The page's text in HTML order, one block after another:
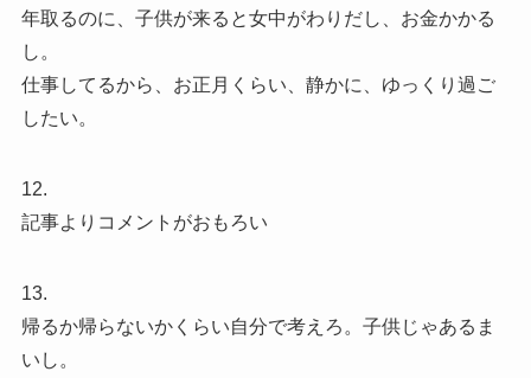
年取るのに、子供が来ると女中がわりだし、お金かかる
し。
仕事してるから、お正月くらい、静かに、ゆっくり過ご
したい。
12.
記事よりコメントがおもろい
13.
帰るか帰らないかくらい自分で考えろ。子供じゃあるま
いし。